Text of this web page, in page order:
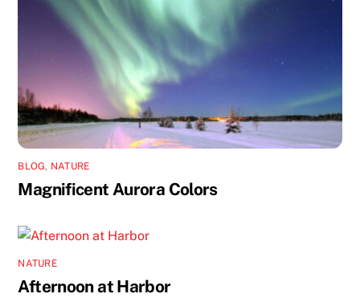
BLOG, NATURE
Magnificent Aurora Colors
NATURE
Afternoon at Harbor